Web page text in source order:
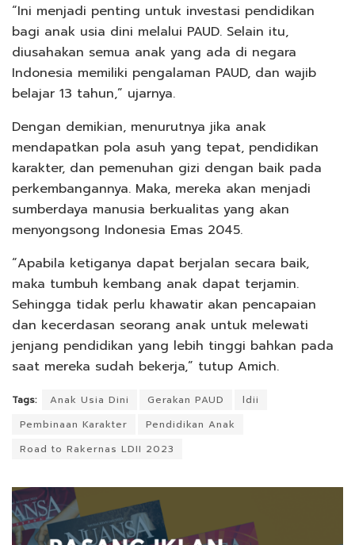
“Ini menjadi penting untuk investasi pendidikan
bagi anak usia dini melalui PAUD. Selain itu,
diusahakan semua anak yang ada di negara
Indonesia memiliki pengalaman PAUD, dan wajib
belajar 13 tahun,” ujarnya.
Dengan demikian, menurutnya jika anak
mendapatkan pola asuh yang tepat, pendidikan
karakter, dan pemenuhan gizi dengan baik pada
perkembangannya. Maka, mereka akan menjadi
sumberdaya manusia berkualitas yang akan
menyongsong Indonesia Emas 2045.
“Apabila ketiganya dapat berjalan secara baik,
maka tumbuh kembang anak dapat terjamin.
Sehingga tidak perlu khawatir akan pencapaian
dan kecerdasan seorang anak untuk melewati
jenjang pendidikan yang lebih tinggi bahkan pada
saat mereka sudah bekerja,” tutup Amich.
Tags: Anak Usia Dini Gerakan PAUD
ldii
Pembinaan Karakter
Pendidikan Anak
Road to Rakernas LDII 2023